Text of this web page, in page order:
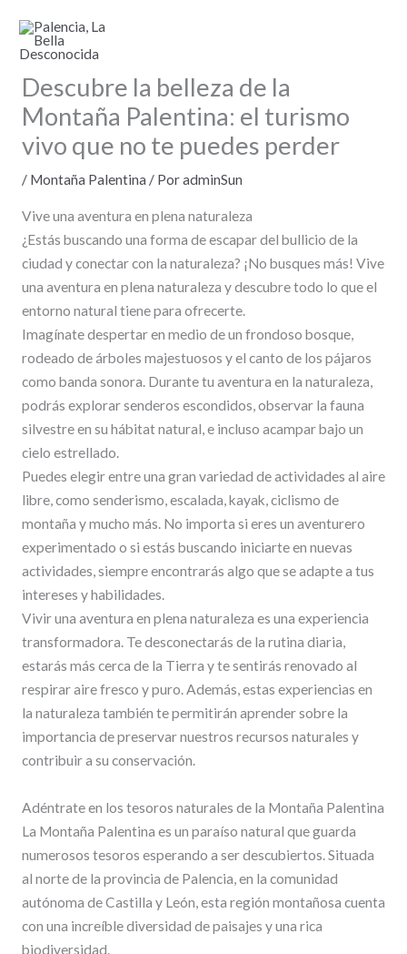
contenido
Descubre la belleza de la
Montaña Palentina: el turismo
vivo que no te puedes perder
/ Montaña Palentina / PoradminSun
Vive una aventura en plena naturaleza
¿Estás buscando una forma de escapar del bullicio de la
ciudad y conectar con la naturaleza? ¡No busques más! Vive
una aventura en plena naturaleza y descubre todo lo que el
entorno natural tiene para ofrecerte.
Imagínate despertar en medio de un frondoso bosque,
rodeado de árboles majestuosos y el canto de los pájaros
como banda sonora. Durante tu aventura en la naturaleza,
podrás explorar senderos escondidos, observar la fauna
silvestre en su hábitat natural, e incluso acampar bajo un
cielo estrellado.
Puedes elegir entre una gran variedad de actividades al aire
libre, como senderismo, escalada, kayak, ciclismo de
montaña y mucho más. No importa si eres un aventurero
experimentado o si estás buscando iniciarte en nuevas
actividades, siempre encontrarás algo que se adapte a tus
intereses y habilidades.
Vivir una aventura en plena naturaleza es una experiencia
transformadora. Te desconectarás de la rutina diaria,
estarás más cerca de la Tierra y te sentirás renovado al
respirar aire fresco y puro. Además, estas experiencias en
la naturaleza también te permitirán aprender sobre la
importancia de preservar nuestros recursos naturales y
contribuir a su conservación.
Adéntrate en los tesoros naturales de la Montaña Palentina
La Montaña Palentina es un paraíso natural que guarda
numerosos tesoros esperando a ser descubiertos. Situada
al norte de la provincia de Palencia, en la comunidad
autónoma de Castilla y León, esta región montañosa cuenta
con una increíble diversidad de paisajes y una rica
biodiversidad.